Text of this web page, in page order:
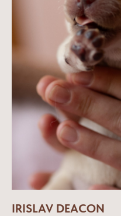
IRISLAV DEACON